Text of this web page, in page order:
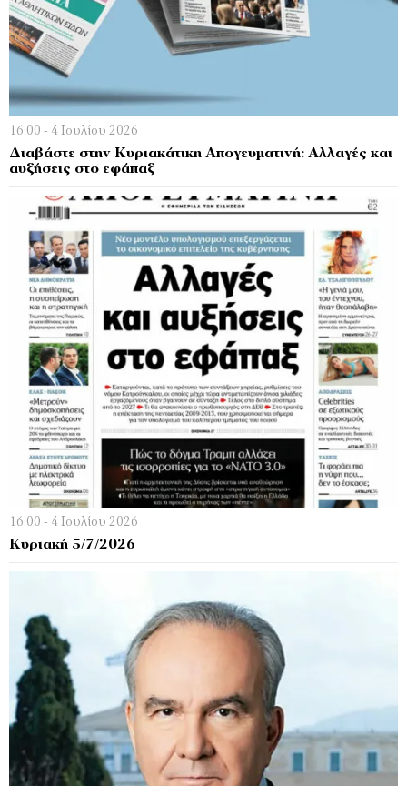
16:00 - 4 Ιουλίου 2026
Διαβάστε στην Κυριακάτικη Απογευματινή: Αλλαγές και
αυξήσεις στο εφάπαξ
16:00 - 4 Ιουλίου 2026
Κυριακή 5/7/2026